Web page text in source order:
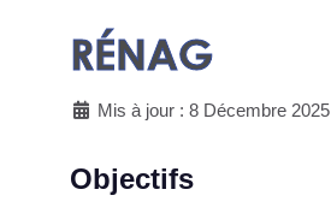
RÉNAG
Mis à jour : 8 Décembre 2025
Objectifs